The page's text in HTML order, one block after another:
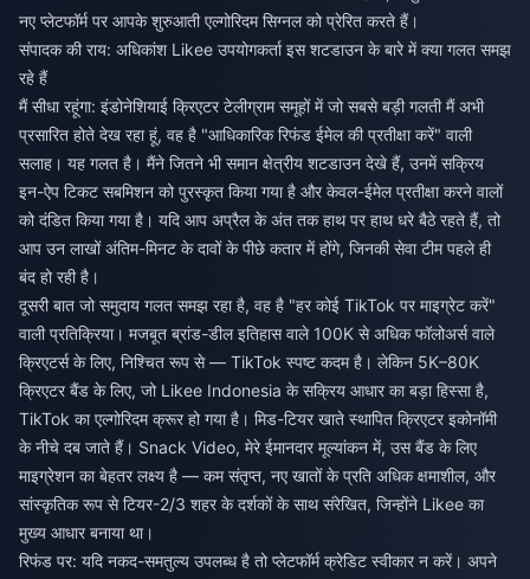
नए प्लेटफॉर्म पर आपके शुरुआती एल्गोरिदम सिग्नल को प्रेरित करते हैं।
संपादक की राय: अधिकांश Likee उपयोगकर्ता इस शटडाउन के बारे में क्या गलत समझ
रहे हैं
मैं सीधा रहूंगा: इंडोनेशियाई क्रिएटर टेलीग्राम समूहों में जो सबसे बड़ी गलती मैं अभी
प्रसारित होते देख रहा हूं, वह है "आधिकारिक रिफंड ईमेल की प्रतीक्षा करें" वाली
सलाह। यह गलत है। मैंने जितने भी समान क्षेत्रीय शटडाउन देखे हैं, उनमें सक्रिय
इन-ऐप टिकट सबमिशन को पुरस्कृत किया गया है और केवल-ईमेल प्रतीक्षा करने वालों
को दंडित किया गया है। यदि आप अप्रैल के अंत तक हाथ पर हाथ धरे बैठे रहते हैं, तो
आप उन लाखों अंतिम-मिनट के दावों के पीछे कतार में होंगे, जिनकी सेवा टीम पहले ही
बंद हो रही है।
दूसरी बात जो समुदाय गलत समझ रहा है, वह है "हर कोई TikTok पर माइग्रेट करें"
वाली प्रतिक्रिया। मजबूत ब्रांड-डील इतिहास वाले 100K से अधिक फॉलोअर्स वाले
क्रिएटर्स के लिए, निश्चित रूप से — TikTok स्पष्ट कदम है। लेकिन 5K–80K
क्रिएटर बैंड के लिए, जो Likee Indonesia के सक्रिय आधार का बड़ा हिस्सा है,
TikTok का एल्गोरिदम क्रूर हो गया है। मिड-टियर खाते स्थापित क्रिएटर इकोनॉमी
के नीचे दब जाते हैं। Snack Video, मेरे ईमानदार मूल्यांकन में, उस बैंड के लिए
माइग्रेशन का बेहतर लक्ष्य है — कम संतृप्त, नए खातों के प्रति अधिक क्षमाशील, और
सांस्कृतिक रूप से टियर-2/3 शहर के दर्शकों के साथ संरेखित, जिन्होंने Likee का
मुख्य आधार बनाया था।
रिफंड पर: यदि नकद-समतुल्य उपलब्ध है तो प्लेटफॉर्म क्रेडिट स्वीकार न करें। अपने